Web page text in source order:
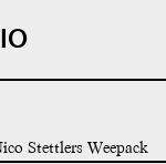
Stettlers Weepack